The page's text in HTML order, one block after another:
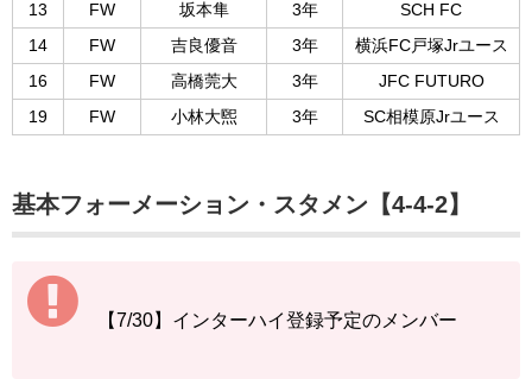
13
FW 坂本隼 3年
SCH FC
14
FW 吉良優音 3年
横浜FC戸塚Jrユース
16
FW 高橋莞大 3年
JFC FUTURO
19
FW 小林大煕 3年 SC相模原Jrユース
基本フォーメーション・スタメン【4-4-2】
【7/30】インターハイ登録予定のメンバー